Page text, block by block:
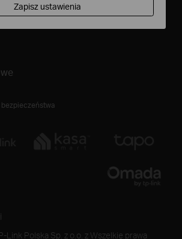
danych osobowych
Polska Sp. z o.o. z Wszelkie prawa
Zapisz ustawienia